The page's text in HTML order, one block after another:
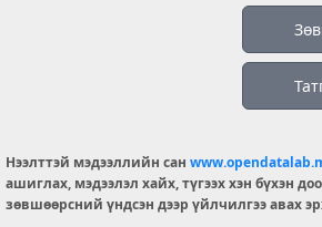
© 2026 OPENDATA LAB
Нээлттэй мэдээллийн сан
ашиглах, мэдээлэл хайх, түгээх хэн бүхэн
зөвшөөрсний үндсэн дээр үйлчилгээ авах